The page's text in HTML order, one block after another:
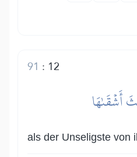
12
:
91
أَشۡقَىٰهَا
als der Unseligste von